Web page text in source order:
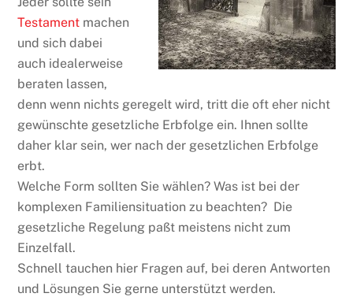
Testament machen
und sich dabei
auch idealerweise
beraten lassen,
denn wenn nichts geregelt wird, tritt die oft eher nicht
gewünschte gesetzliche Erbfolge ein. Ihnen sollte
daher klar sein, wer nach der gesetzlichen Erbfolge
erbt.
Welche Form sollten Sie wählen? Was ist bei der
komplexen Familiensituation zu beachten? Die
gesetzliche Regelung paßt meistens nicht zum
Einzelfall.
Schnell tauchen hier Fragen auf, bei deren Antworten
und Lösungen Sie gerne unterstützt werden.